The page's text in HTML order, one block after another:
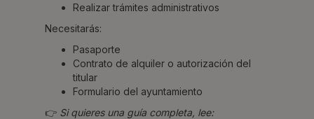
Realizar trámites administrativos
Necesitarás:
Pasaporte
Contrato de alquiler o autorización del
titular
Formulario del ayuntamiento
👉 Si quieres una guía completa, lee: